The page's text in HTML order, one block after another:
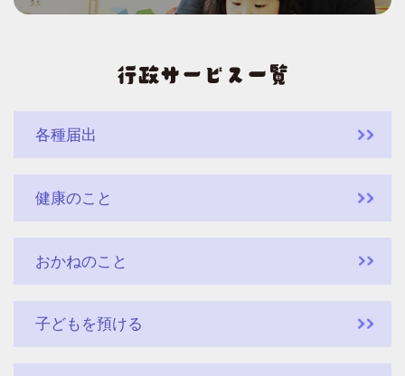
各種届出
健康のこと
おかねのこと
子どもを預ける